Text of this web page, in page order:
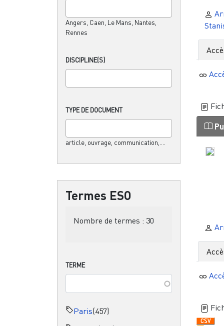
Angers, Caen, Le Mans, Nantes,
Rennes
DISCIPLINE(S)
TYPE DE DOCUMENT
article, ouvrage, communication,....
Termes ESO
Nombre de termes : 30
TERME
Paris(457)